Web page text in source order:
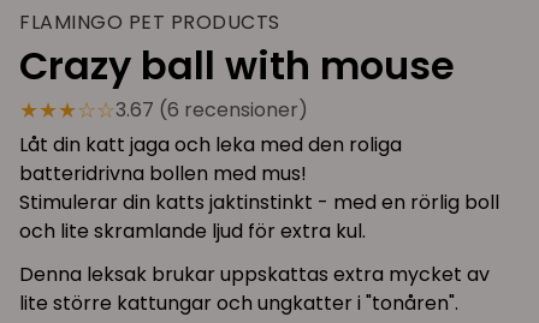
FLAMINGO PET PRODUCTS
Crazy ball with mouse
★★★☆☆3.67 (6 recensioner)
Låt din katt jaga och leka med den roliga
batteridrivna bollen med mus!
Stimulerar din katts jaktinstinkt - med en rörlig boll
och lite skramlande ljud för extra kul.
Denna leksak brukar uppskattas extra mycket av
lite större kattungar och ungkatter i "tonåren".